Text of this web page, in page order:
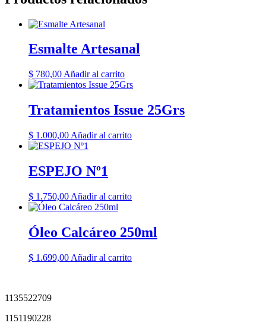
Esmalte Artesanal
$ 780,00 Añadir al carrito
Tratamientos Issue 25Grs
$ 1.000,00 Añadir al carrito
ESPEJO Nº1
$ 1.750,00 Añadir al carrito
Óleo Calcáreo 250ml
$ 1.699,00 Añadir al carrito
1135522709
1151190228